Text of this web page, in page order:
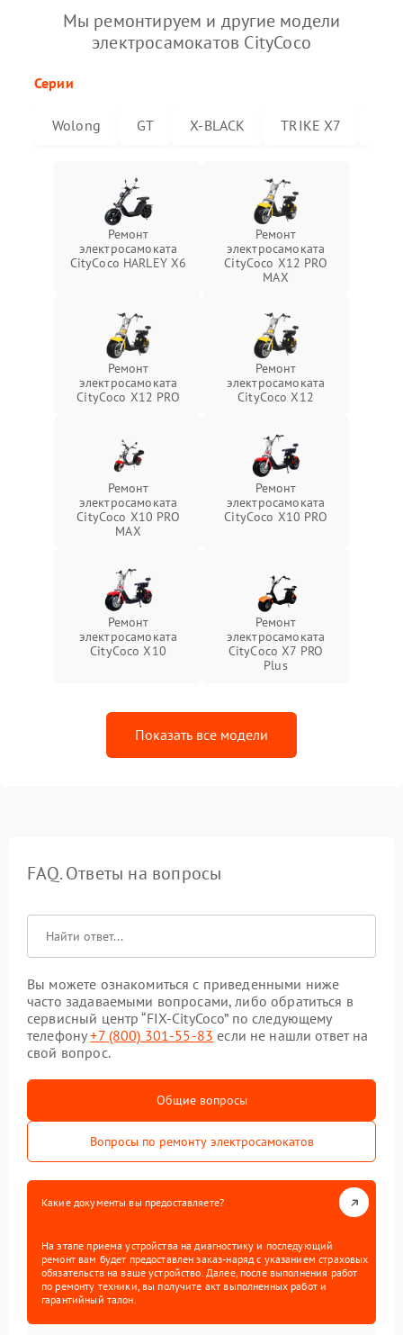
Мы ремонтируем и другие модели
электросамокатов CityCoco
Серии
Wolong GT X-BLACK TRIKE X7
Ремонт
электросамоката
CityCoco HARLEY X6
Ремонт
электросамоката
CityCoco X12 PRO
MAX
Ремонт
электросамоката
CityCoco X12 PRO
Ремонт
электросамоката
CityCoco X12
Ремонт
электросамоката
CityCoco X10 PRO
MAX
Ремонт
электросамоката
CityCoco X10 PRO
Ремонт
электросамоката
CityCoco X10
Ремонт
электросамоката
CityCoco X7 PRO
Plus
Показать все модели
FAQ. Ответы на вопросы
Вы можете ознакомиться с приведенными ниже
часто задаваемыми вопросами, либо обратиться в
сервисный центр “FIX-CityCoco” по следующему
телефону+7 (800) 301-55-83 если не нашли ответ на
свой вопрос.
Общие вопросы
Вопросы по ремонту электросамокатов
Какие документы вы предоставляете?
На этапе приема устройства на диагностику и последующий
ремонт вам будет предоставлен заказ-наряд с указанием страховых
обязательств на ваше устройство. Далее, после выполнения работ
по ремонту техники, вы получите акт выполненных работ и
гарантийный талон.